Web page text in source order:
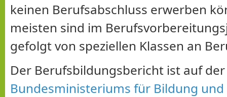
keinen Berufsabschluss erwerben
meisten sind im
gefolgt von speziellen Klassen an
Der Berufsbildungsbericht ist auf
Bundesministeriums für Bildung